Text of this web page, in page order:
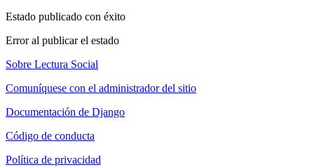
Estado publicado con éxito
Error al publicar el estado
Sobre Lectura Social
Comuníquese con el administrador del sitio
Documentación de Django
Código de conducta
Política de privacidad